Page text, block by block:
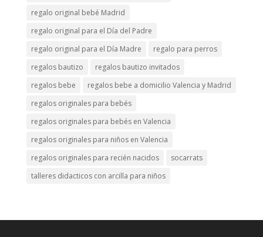
regalo original bebé Madrid
regalo original para el Día del Padre
regalo original para el Día Madre
regalo para perros
regalos bautizo
regalos bautizo invitados
regalos bebe
regalos bebe a domicilio Valencia y Madrid
regalos originales para bebés
regalos originales para bebés en Valencia
regalos originales para niños en Valencia
regalos originales para recién nacidos
socarrats
talleres didacticos con arcilla para niños